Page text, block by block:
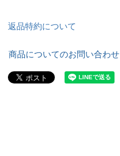
返品特約について
商品についてのお問い合わせ